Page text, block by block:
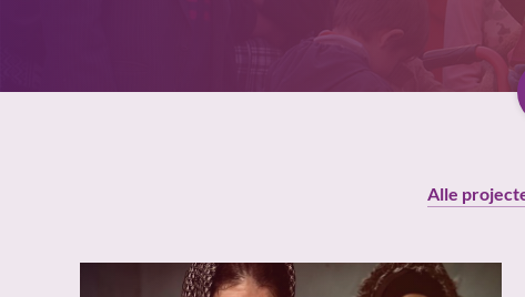
Alle